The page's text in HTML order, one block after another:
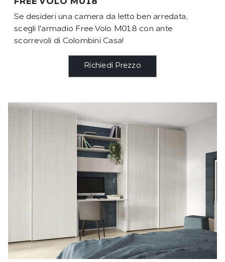
Se desideri una camera da letto ben arredata,
scegli l'armadio Free Volo M018 con ante
scorrevoli di Colombini Casa!
Richiedi Prezzo